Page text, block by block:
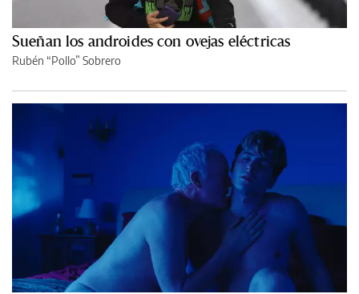
Sueñan los androides con ovejas eléctricas
Rubén “Pollo” Sobrero